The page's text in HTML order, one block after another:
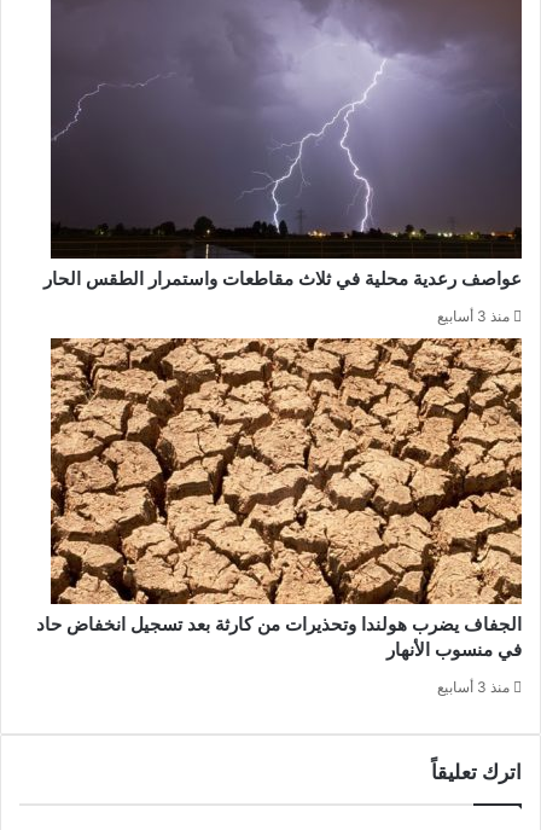
عواصف رعدية محلية في ثلاث مقاطعات واستمرار الطقس الحار
منذ 3 أسابيع
الجفاف يضرب هولندا وتحذيرات من كارثة بعد تسجيل انخفاض حاد
في منسوب الأنهار
منذ 3 أسابيع
اترك تعليقاً